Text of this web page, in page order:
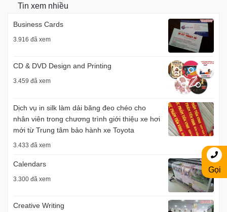
Tin xem nhiều
Business Cards
3.916 đã xem
CD & DVD Design and Printing
3.459 đã xem
Dịch vụ in silk làm dải băng đeo chéo cho
nhân viên trong chương trình giới thiệu xe hơi
mới từ Trung tâm bảo hành xe Toyota
3.433 đã xem
Calendars
3.300 đã xem
Creative Writing
Gọi